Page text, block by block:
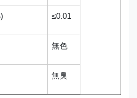
≤0.01
無色
無臭